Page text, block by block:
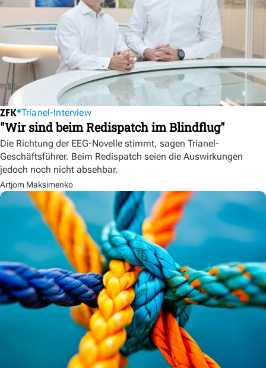
Trianel-Interview
"Wir sind beim Redispatch im Blindflug"
Die Richtung der EEG-Novelle stimmt, sagen Trianel-
Geschäftsführer. Beim Redispatch seien die Auswirkungen
jedoch noch nicht absehbar.
Artjom Maksimenko